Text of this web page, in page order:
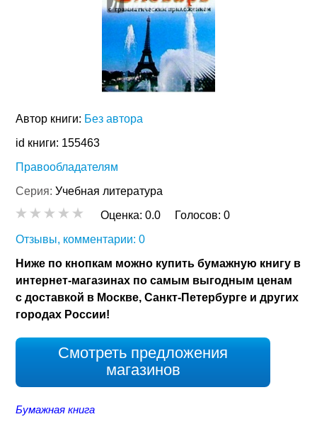
Автор книги: Без автора
id книги: 155463
Правообладателям
Серия:Учебная литература
Оценка:0.0 Голосов:0
Отзывы, комментарии: 0
Ниже по кнопкам можно купить бумажную книгу в
интернет-магазинах по самым выгодным ценам
с доставкой в Москве, Санкт-Петербурге и других
городах России!
Смотреть предложения
магазинов
Бумажная книга